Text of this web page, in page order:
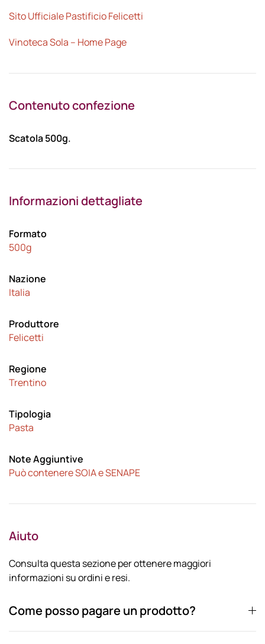
Sito Ufficiale Pastificio Felicetti
Vinoteca Sola – Home Page
Contenuto confezione
Scatola 500g.
Informazioni dettagliate
Formato
500g
Nazione
Italia
Produttore
Felicetti
Regione
Trentino
Tipologia
Pasta
Note Aggiuntive
Può contenere SOIA e SENAPE
Aiuto
Consulta questa sezione per ottenere maggiori
informazioni su ordini e resi.
Come posso pagare un prodotto?